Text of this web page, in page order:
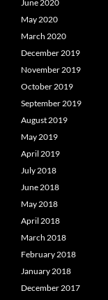
June 2020
May 2020
March 2020
December 2019
November 2019
October 2019
September 2019
August 2019
May 2019
April 2019
July 2018
June 2018
May 2018
April 2018
March 2018
February 2018
January 2018
December 2017